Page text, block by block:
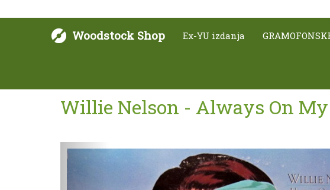
Woodstock Shop Ex-YU izdanja
Willie Nelson - Always On
Sljedeće